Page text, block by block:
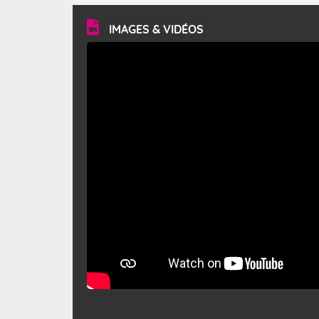
vitesse moyenne de 50 km/h et atteindre 80 à 100 km/h
en rafales, parfois davantage. Il parcourt la basse vallée
du Rhône et la Provence et envahit le littoral
méditerranéen à partir de la Camargue.
IMAGES & VIDÉOS